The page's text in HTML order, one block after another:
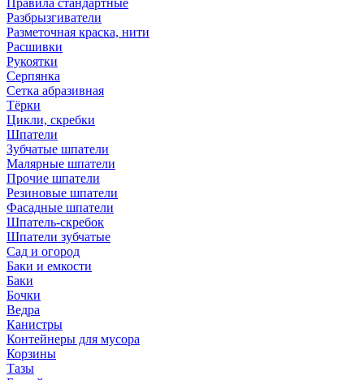
Правила стандартные
Разбрызгиватели
Разметочная краска, нити
Расшивки
Рукоятки
Серпянка
Сетка абразивная
Тёрки
Цикли, скребки
Шпатели
Зубчатые шпатели
Малярные шпатели
Прочие шпатели
Резиновые шпатели
Фасадные шпатели
Шпатель-скребок
Шпатели зубчатые
Сад и огород
Баки и емкости
Баки
Бочки
Ведра
Канистры
Контейнеры для мусора
Корзины
Тазы